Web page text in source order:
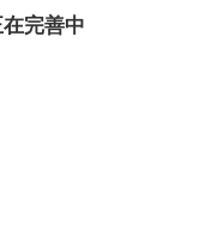
完善中